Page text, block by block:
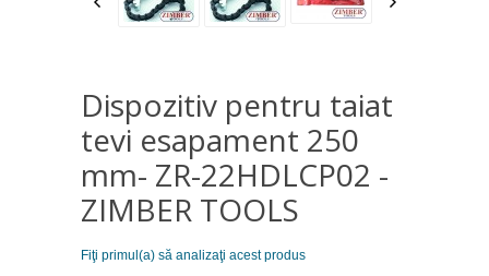
Dispozitiv pentru taiat
tevi esapament 250
mm- ZR-22HDLCP02 -
ZIMBER TOOLS
Fiţi primul(a) să analizaţi acest produs